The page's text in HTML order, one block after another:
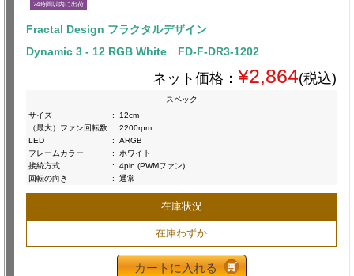
24時間以内に出荷
Fractal Design フラクタルデザイン
Dynamic 3 - 12 RGB White FD-F-DR3-1202
ネット価格： ¥2,864(税込)
スペック
サイズ
:
12cm
（最大）ファン回転数 :
2200rpm
LED
:
ARGB
フレームカラー
:
ホワイト
接続方式
:
4pin (PWMファン)
回転の向き
: 通常
在庫状況
在庫わずか
カートに入れる